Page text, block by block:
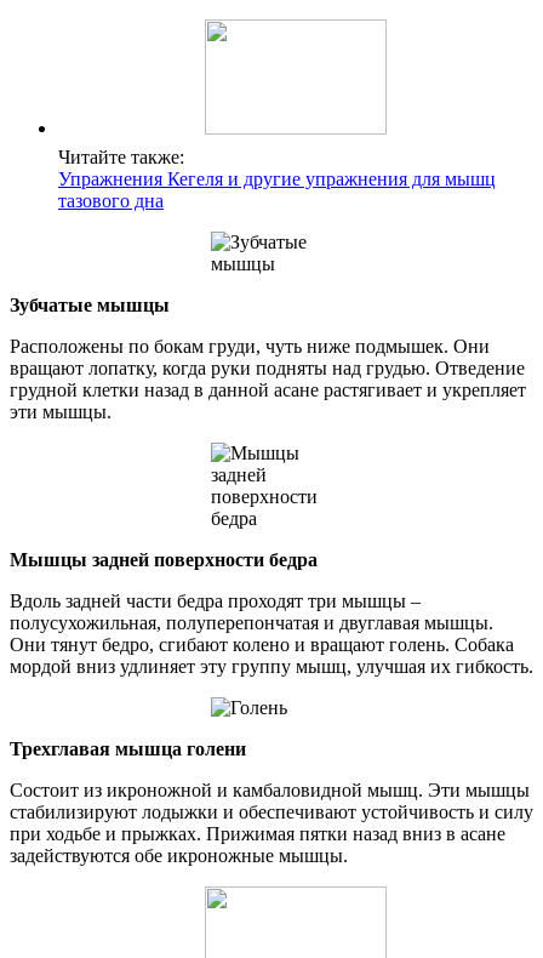
Читайте также:
Упражнения Кегеля и другие упражнения для мышц
тазового дна
Зубчатые мышцы
Расположены по бокам груди, чуть ниже подмышек. Они
вращают лопатку, когда руки подняты над грудью. Отведение
грудной клетки назад в данной асане растягивает и укрепляет
эти мышцы.
Мышцы задней поверхности бедра
Вдоль задней части бедра проходят три мышцы –
полусухожильная, полуперепончатая и двуглавая мышцы.
Они тянут бедро, сгибают колено и вращают голень. Собака
мордой вниз удлиняет эту группу мышц, улучшая их гибкость.
Трехглавая мышца голени
Состоит из икроножной и камбаловидной мышц. Эти мышцы
стабилизируют лодыжки и обеспечивают устойчивость и силу
при ходьбе и прыжках. Прижимая пятки назад вниз в асане
задействуются обе икроножные мышцы.